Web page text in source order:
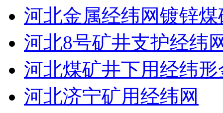
河北金属经纬网镀锌
河北8号矿井支护经纬
河北煤矿井下用经纬
河北济宁矿用经纬网